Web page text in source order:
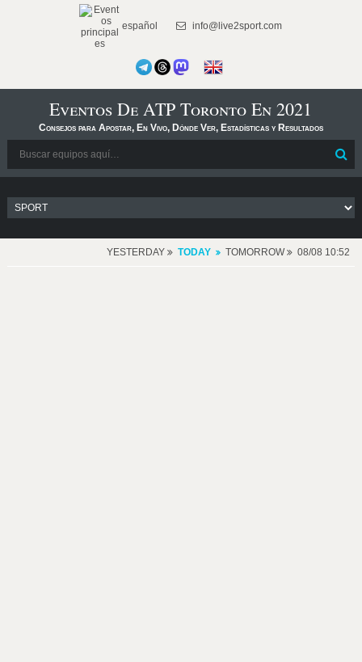
español info@live2sport.com
Eventos De ATP Toronto En 2021
Consejos para Apostar, En Vivo, Dónde Ver, Estadísticas y Resultados
YESTERDAY TODAY TOMORROW 08/08 10:52